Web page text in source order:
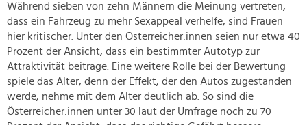
Während sieben von zehn Männern die Meinung vertreten,
dass ein Fahrzeug zu mehr Sexappeal verhelfe, sind Frauen
hier kritischer. Unter den Österreicher:innen seien nur etwa 40
Prozent der Ansicht, dass ein bestimmter Autotyp zur
Attraktivität beitrage. Eine weitere Rolle bei der Bewertung
spiele das Alter, denn der Effekt, der den Autos zugestanden
werde, nehme mit dem Alter deutlich ab. So sind die
Österreicher:innen unter 30 laut der Umfrage noch zu 70